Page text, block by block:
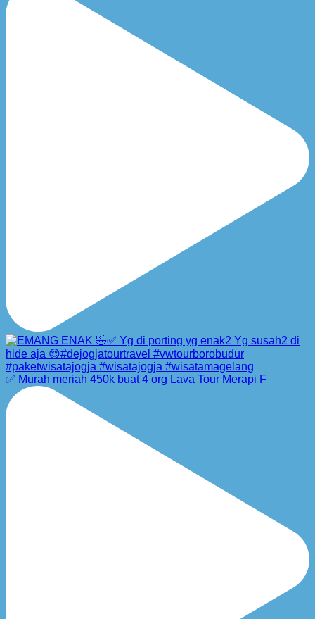
✅ Murah meriah 450k buat 4 org Lava Tour Merapi F